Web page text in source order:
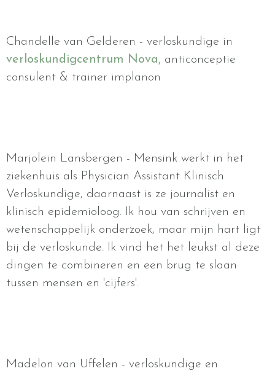
Chandelle van Gelderen - verloskundige in
verloskundigcentrum Nova, anticonceptie
consulent & trainer implanon
Marjolein Lansbergen - Mensink werkt in het
ziekenhuis als Physician Assistant Klinisch
Verloskundige, daarnaast is ze journalist en
klinisch epidemioloog. Ik hou van schrijven en
wetenschappelijk onderzoek, maar mijn hart ligt
bij de verloskunde. Ik vind het het leukst al deze
dingen te combineren en een brug te slaan
tussen mensen en 'cijfers'.
Madelon van Uffelen - verloskundige en